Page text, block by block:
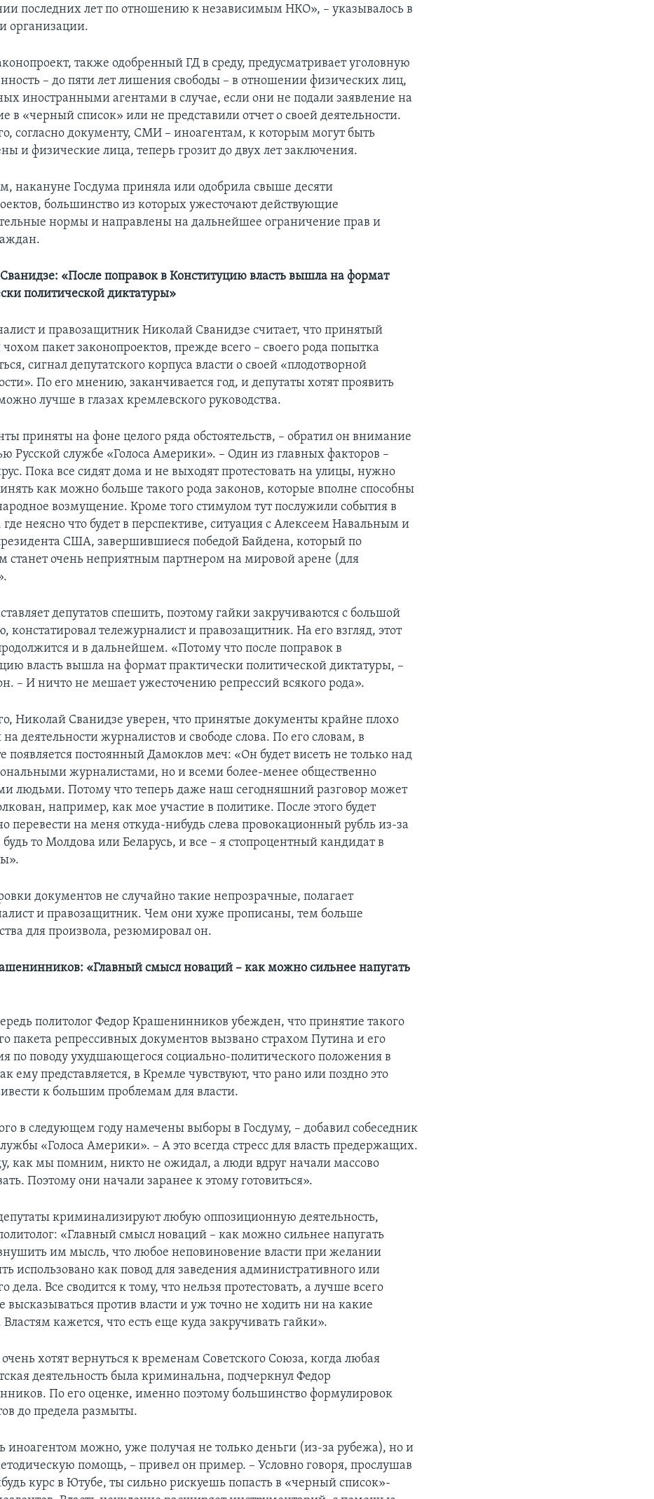
последних лет по отношению к независимым НКО», – указывалось в
организации.
также одобренный ГД в среду, предусматривает уголовную
– до пяти лет лишения свободы – в отношении физических лиц,
иностранными агентами в случае, если они не подали заявление на
в «черный список» или не представили отчет о своей деятельности.
согласно документу, СМИ – иноагентам, к которым могут быть
и физические лица, теперь грозит до двух лет заключения.
накануне Госдума приняла или одобрила свыше десяти
большинство из которых ужесточают действующие
нормы и направлены на дальнейшее ограничение прав и
«После поправок в Конституцию власть вышла на формат
политической диктатуры»
и правозащитник Николай Сванидзе считает, что принятый
пакет законопроектов, прежде всего – своего рода попытка
сигнал депутатского корпуса власти о своей «плодотворной
По его мнению, заканчивается год, и депутаты хотят проявить
лучше в глазах кремлевского руководства.
приняты на фоне целого ряда обстоятельств, – обратил он внимание
Русской службе «Голоса Америки». – Один из главных факторов –
Пока все сидят дома и не выходят протестовать на улицы, нужно
как можно больше такого рода законов, которые вполне способны
возмущение. Кроме того стимулом тут послужили события в
где неясно что будет в перспективе, ситуация с Алексеем Навальным и
США, завершившиеся победой Байдена, который по
станет очень неприятным партнером на мировой арене (для
депутатов спешить, поэтому гайки закручиваются с большой
констатировал тележурналист и правозащитник. На его взгляд, этот
и в дальнейшем. «Потому что после поправок в
власть вышла на формат практически политической диктатуры, –
– И ничто не мешает ужесточению репрессий всякого рода».
Николай Сванидзе уверен, что принятые документы крайне плохо
на деятельности журналистов и свободе слова. По его словам, в
появляется постоянный Дамоклов меч: «Он будет висеть не только над
журналистами, но и всеми более-менее общественно
людьми. Потому что теперь даже наш сегодняшний разговор может
например, как мое участие в политике. После этого будет
перевести на меня откуда-нибудь слева провокационный рубль из-за
то Молдова или Беларусь, и все – я стопроцентный кандидат в
документов не случайно такие непрозрачные, полагает
и правозащитник. Чем они хуже прописаны, тем больше
для произвола, резюмировал он.
«Главный смысл новаций – как можно сильнее напугать
политолог Федор Крашенинников убежден, что принятие такого
пакета репрессивных документов вызвано страхом Путина и его
по поводу ухудшающегося социально-политического положения в
ему представляется, в Кремле чувствуют, что рано или поздно это
к большим проблемам для власти.
в следующем году намечены выборы в Госдуму, – добавил собеседник
«Голоса Америки». – А это всегда стресс для власть предержащих.
как мы помним, никто не ожидал, а люди вдруг начали массово
Поэтому они начали заранее к этому готовиться».
криминализируют любую оппозиционную деятельность,
«Главный смысл новаций – как можно сильнее напугать
им мысль, что любое неповиновение власти при желании
использовано как повод для заведения административного или
дела. Все сводится к тому, что нельзя протестовать, а лучше всего
высказываться против власти и уж точно не ходить ни на какие
кажется, что есть еще куда закручивать гайки».
хотят вернуться к временам Советского Союза, когда любая
деятельность была криминальна, подчеркнул Федор
По его оценке, именно поэтому большинство формулировок
до предела размыты.
иноагентом можно, уже получая не только деньги (из-за рубежа), но и
помощь, – привел он пример. – Условно говоря, прослушав
курс в Ютубе, ты сильно рискуешь попасть в «черный список»-